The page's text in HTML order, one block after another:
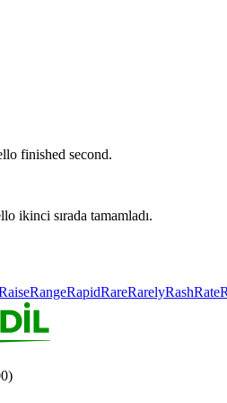
finished second.
ikinci sırada tamamladı.
RangeRapidRareRarelyRashRate